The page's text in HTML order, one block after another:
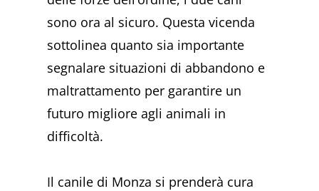
sono ora al sicuro. Questa vicenda
sottolinea quanto sia importante
segnalare situazioni di abbandono e
maltrattamento per garantire un
futuro migliore agli animali in
difficoltà.
Il canile di Monza si prenderà cura